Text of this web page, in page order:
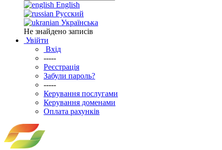
English
Русский
Українська
Не знайдено записів
Увійти
Вхід
-----
Реєстрація
Забули пароль?
-----
Керування послугами
Керування доменами
Оплата рахунків